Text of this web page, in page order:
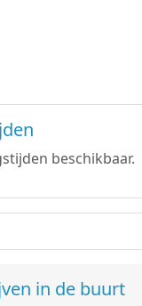
beschikbaar.
in de buurt